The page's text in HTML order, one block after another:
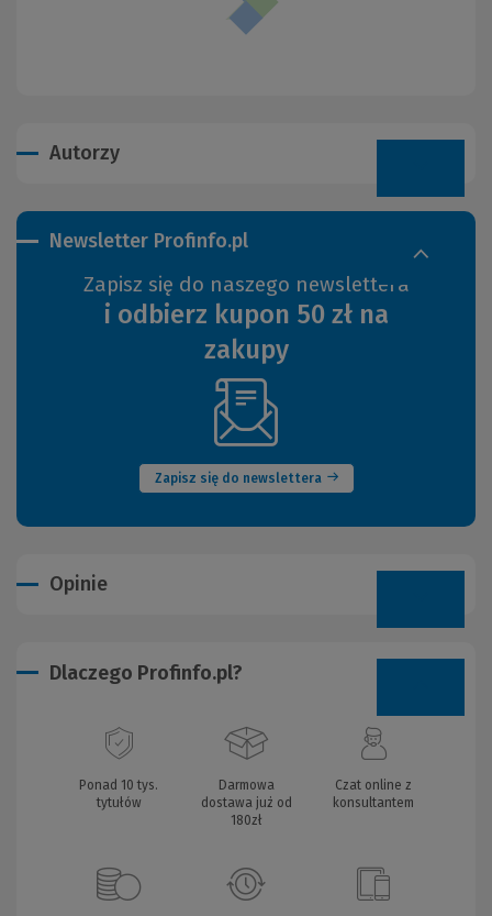
Autorzy
Newsletter Profinfo.pl
Zapisz się do naszego newslettera
i odbierz kupon 50 zł na
zakupy
Zapisz się do newslettera
(Nowe
okno)
Opinie
Dlaczego Profinfo.pl?
Ponad 10 tys.
tytułów
Darmowa
dostawa już od
180zł
Czat online z
konsultantem